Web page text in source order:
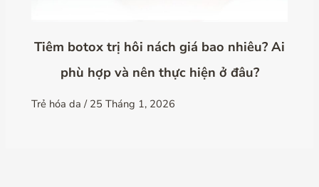
Tiêm botox trị hôi nách giá bao nhiêu? Ai
phù hợp và nên thực hiện ở đâu?
Trẻ hóa da / 25 Tháng 1, 2026